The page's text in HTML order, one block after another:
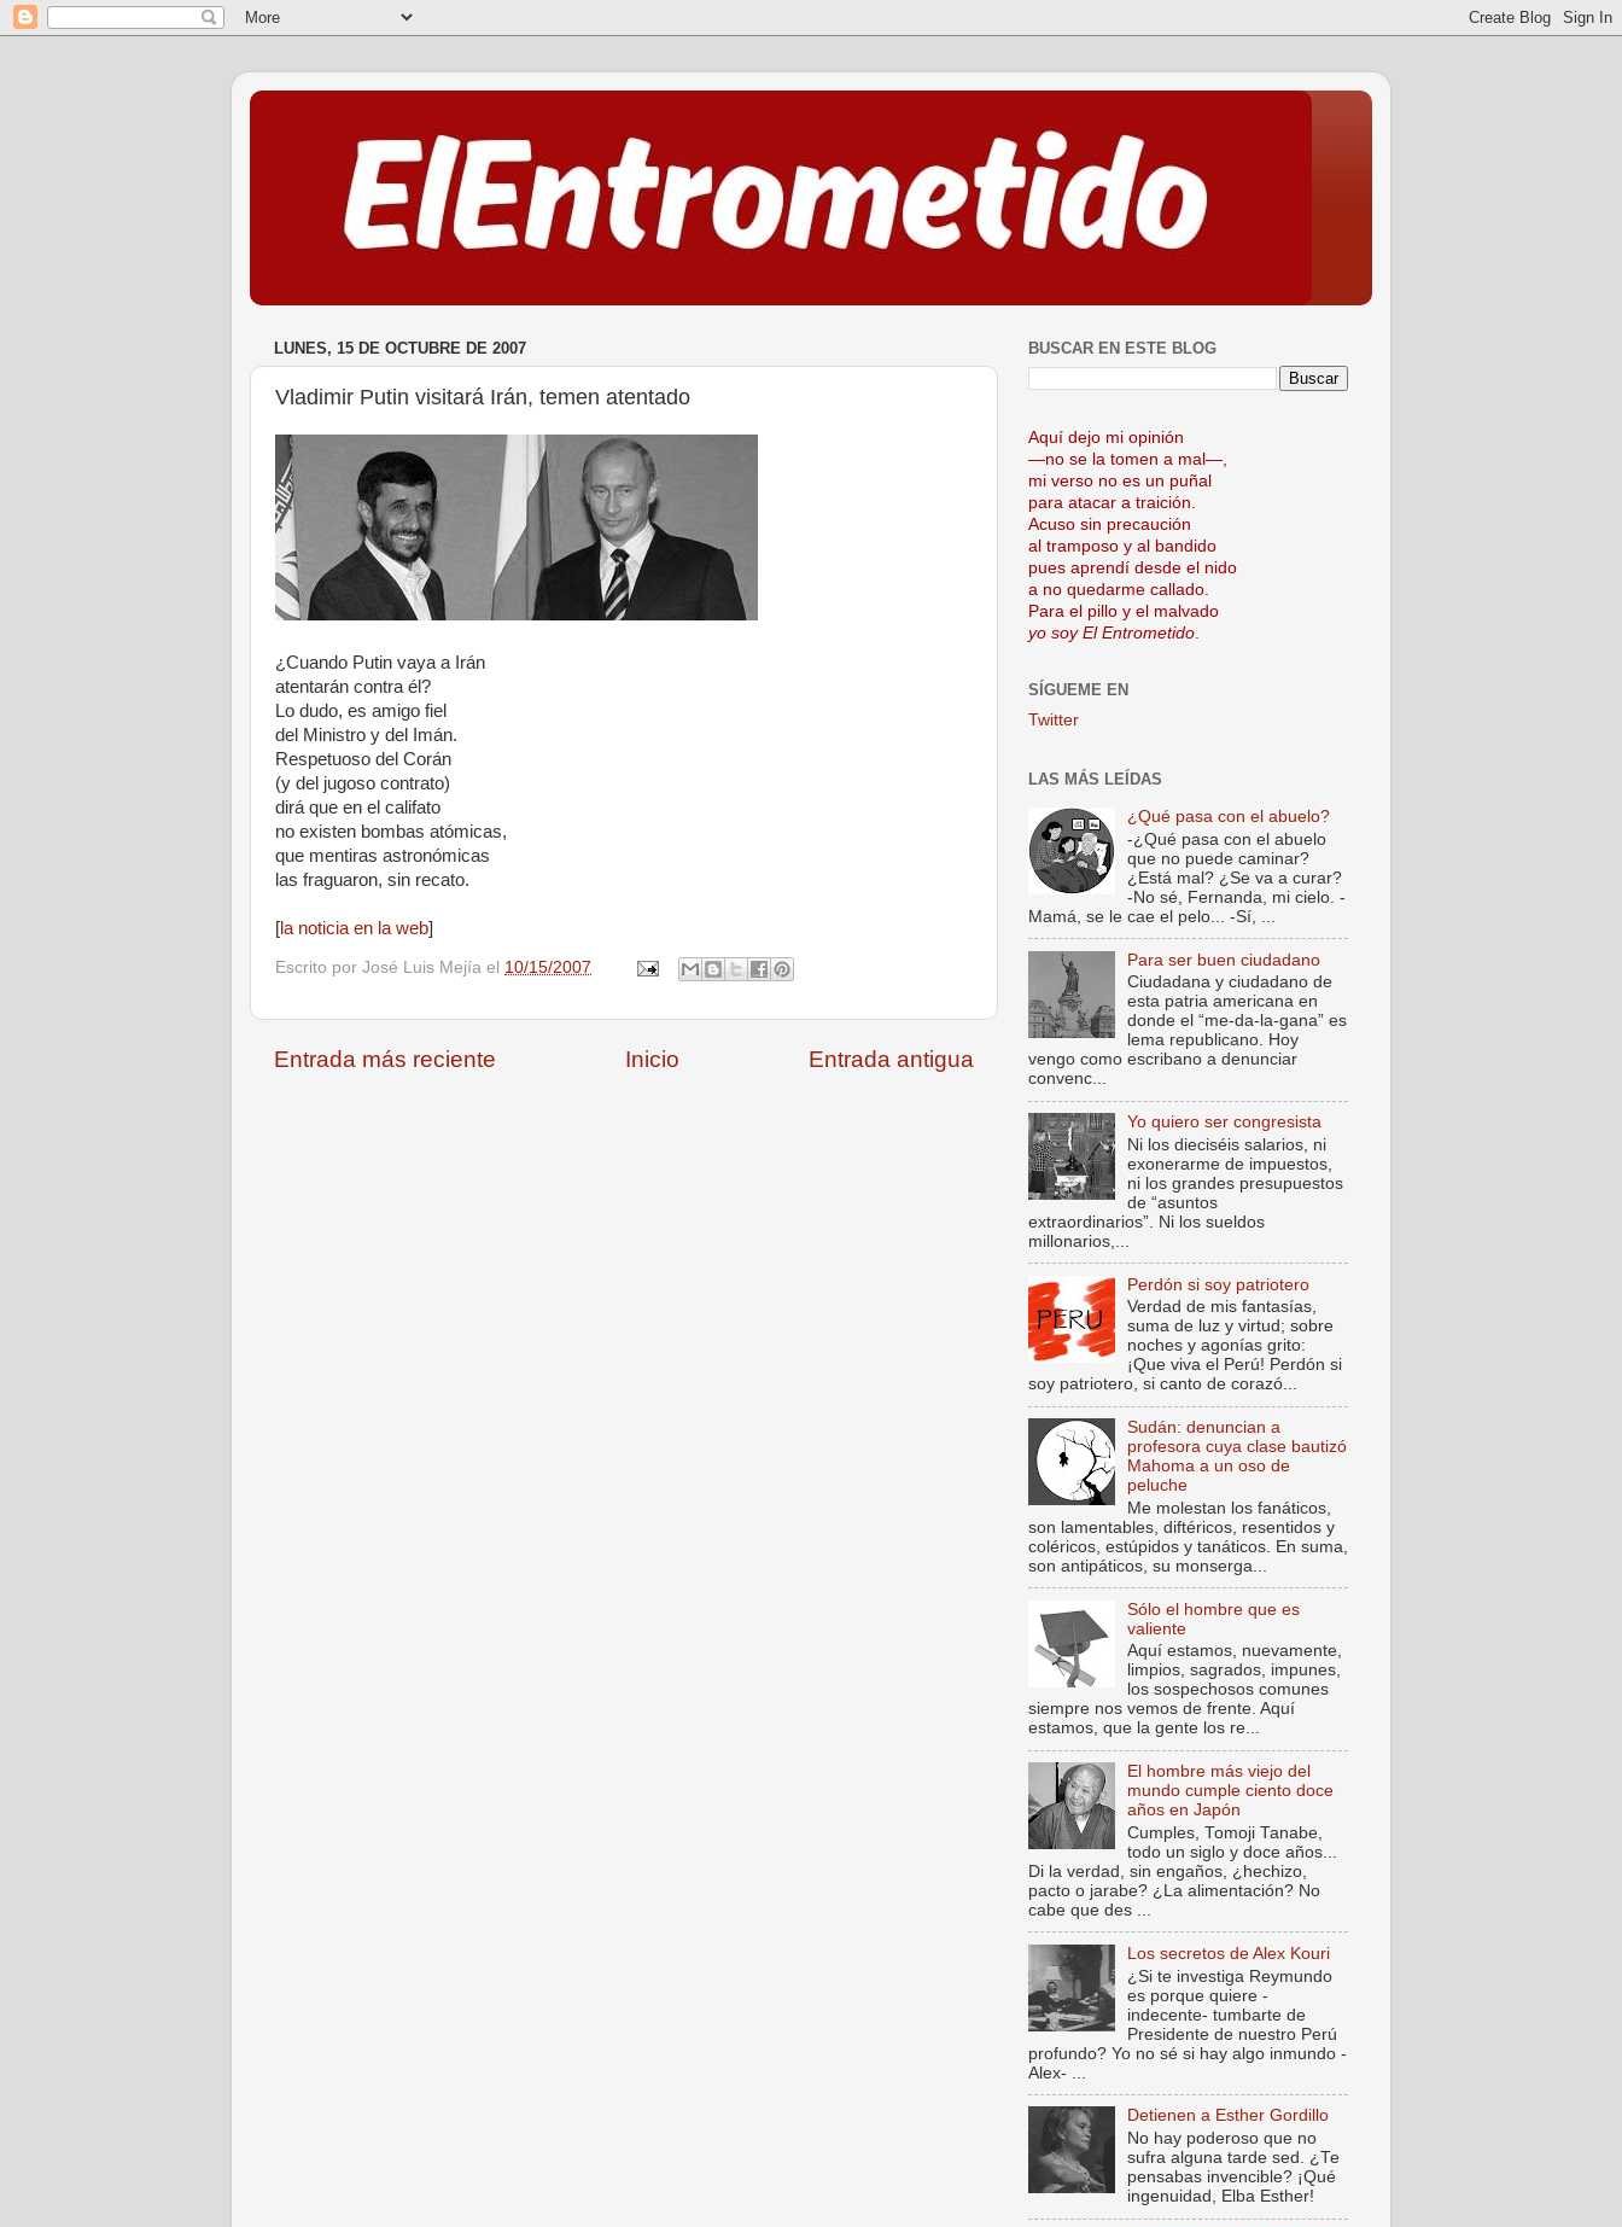
LUNES, 15 DE OCTUBRE DE 2007
Vladimir Putin visitará Irán, temen atentado
¿Cuando Putin vaya a Irán
atentarán contra él?
Lo dudo, es amigo fiel
del Ministro y del Imán.
Respetuoso del Corán
(y del jugoso contrato)
dirá que en el califato
no existen bombas atómicas,
que mentiras astronómicas
las fraguaron, sin recato.
[la noticia en la web]
Escrito por José Luis Mejía el 10/15/2007
Entrada más reciente Entrada antigua
Inicio
BUSCAR EN ESTE BLOG
Aquí dejo mi opinión
—no se la tomen a mal—,
mi verso no es un puñal
para atacar a traición.
Acuso sin precaución
al tramposo y al bandido
pues aprendí desde el nido
a no quedarme callado.
Para el pillo y el malvado
yo soy El Entrometido
SÍGUEME EN
Twitter
LAS MÁS LEÍDAS
¿Qué pasa con el abuelo?
-¿Qué pasa con el abuelo
que no puede caminar?
¿Está mal? ¿Se va a curar?
-No sé, Fernanda, mi cielo. -
Mamá, se le cae el pelo... -Sí, ...
Para ser buen ciudadano
Ciudadana y ciudadano de
esta patria americana en
donde el “me-da-la-gana” es
lema republicano. Hoy
vengo como escribano a denunciar
convenc...
Yo quiero ser congresista
Ni los dieciséis salarios, ni
exonerarme de impuestos,
ni los grandes presupuestos
de “asuntos
extraordinarios”. Ni los sueldos
millonarios,...
Perdón si soy patriotero
Verdad de mis fantasías,
suma de luz y virtud; sobre
noches y agonías grito:
¡Que viva el Perú! Perdón si
soy patriotero, si canto de corazó...
Sudán: denuncian a
profesora cuya clase bautizó
Mahoma a un oso de
peluche
Me molestan los fanáticos,
son lamentables, diftéricos, resentidos y
coléricos, estúpidos y tanáticos. En suma,
son antipáticos, su monserga...
Sólo el hombre que es
valiente
Aquí estamos, nuevamente,
limpios, sagrados, impunes,
los sospechosos comunes
siempre nos vemos de frente. Aquí
estamos, que la gente los re...
El hombre más viejo del
mundo cumple ciento doce
años en Japón
Cumples, Tomoji Tanabe,
todo un siglo y doce años...
Di la verdad, sin engaños, ¿hechizo,
pacto o jarabe? ¿La alimentación? No
cabe que des ...
Los secretos de Alex Kouri
¿Si te investiga Reymundo
es porque quiere -
indecente- tumbarte de
Presidente de nuestro Perú
profundo? Yo no sé si hay algo inmundo -
Alex- ...
Detienen a Esther Gordillo
No hay poderoso que no
sufra alguna tarde sed. ¿Te
pensabas invencible? ¡Qué
ingenuidad, Elba Esther!